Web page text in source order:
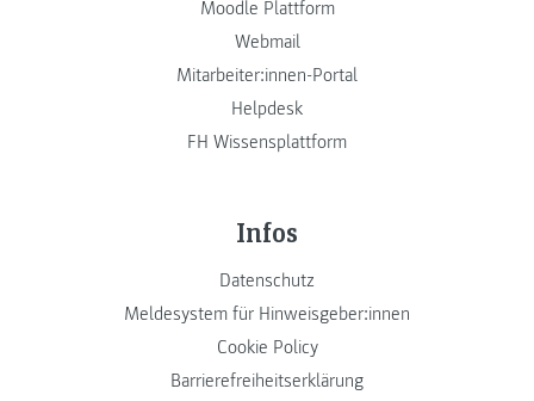
Moodle Plattform
Webmail
Mitarbeiter:innen-Portal
Helpdesk
FH Wissensplattform
Infos
Datenschutz
Meldesystem für Hinweisgeber:innen
Cookie Policy
Barrierefreiheitserklärung